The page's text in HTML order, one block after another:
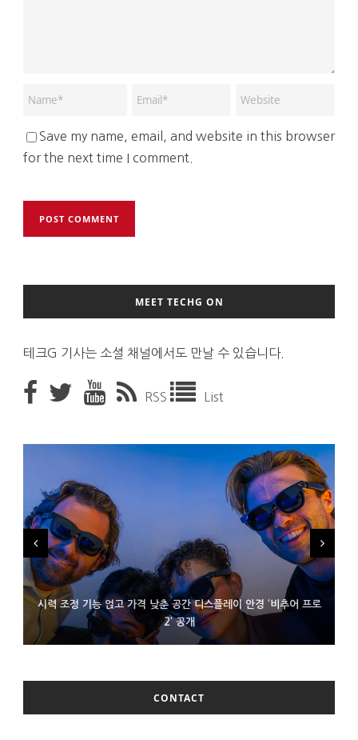
Save my name, email, and website in this browser
for the next time I comment.
MEET TECHG ON
테크G 기사는 소셜 채널에서도 만날 수 있습니다.
RSS List
시력 조정 기능 얹고 가격 낮춘 공간 디스플레이 안경 ‘비추어 프로
2’ 공개
D램 부족에 10억달러어치 아이폰18 프로세서 패키징 대기 중
300~400달러 반지형 스피커 준비하는 오픈AI
CONTACT